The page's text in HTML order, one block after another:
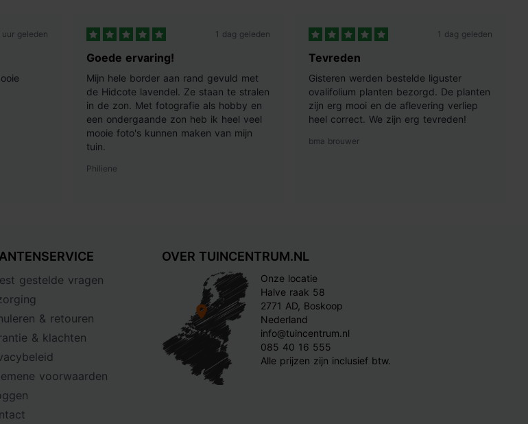
uur geleden 1 dag geleden
Goede ervaring!
Mijn hele border aan rand gevuld met
de Hidcote lavendel. Ze staan te stralen
in de zon. Met fotografie als hobby en
een ondergaande zon heb ik heel veel
mooie foto's kunnen maken van mijn
tuin.
Philiene
1 dag geleden
Tevreden
Gisteren werden bestelde liguster
ovalifolium planten bezorgd. De planten
zijn erg mooi en de aflevering verliep
heel correct. We zijn erg tevreden!
bma brouwer
gestelde vragen
& retouren
& klachten
voorwaarden
OVER TUINCENTRUM.NL
Onze locatie
Halve raak 58
2771 AD, Boskoop
Nederland
info@tuincentrum.nl
085 40 16 555
Alle prijzen zijn inclusief btw.